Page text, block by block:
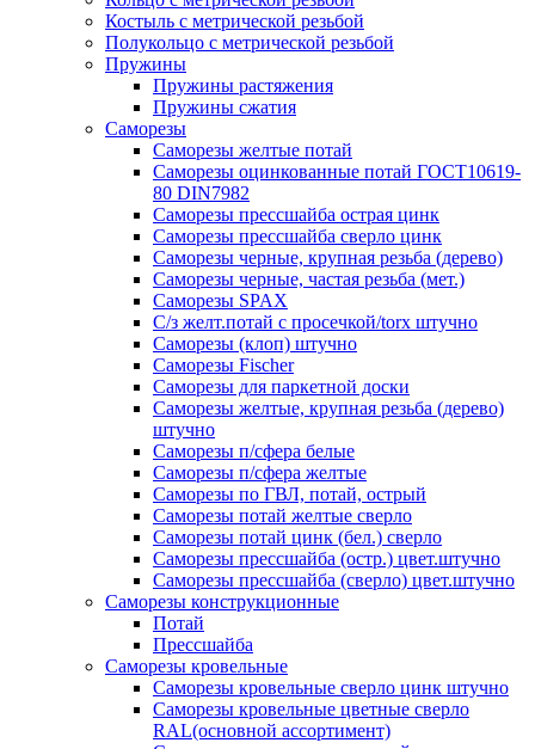
Костыль с метрической резьбой
Полукольцо с метрической резьбой
Пружины
Пружины растяжения
Пружины сжатия
Саморезы
Саморезы желтые потай
Саморезы оцинкованные потай ГОСТ10619-
80 DIN7982
Саморезы прессшайба острая цинк
Саморезы прессшайба сверло цинк
Саморезы черные, крупная резьба (дерево)
Саморезы черные, частая резьба (мет.)
Cаморезы SPAX
С/з желт.потай с просечкой/torx штучно
Саморезы (клоп) штучно
Саморезы Fischer
Саморезы для паркетной доски
Саморезы желтые, крупная резьба (дерево)
штучно
Саморезы п/сфера белые
Саморезы п/сфера желтые
Саморезы по ГВЛ, потай, острый
Саморезы потай желтые сверло
Саморезы потай цинк (бел.) сверло
Саморезы прессшайба (остр.) цвет.штучно
Саморезы прессшайба (сверло) цвет.штучно
Саморезы конструкционные
Потай
Прессшайба
Саморезы кровельные
Саморезы кровельные сверло цинк штучно
Саморезы кровельные цветные сверло
RAL(основной ассортимент)